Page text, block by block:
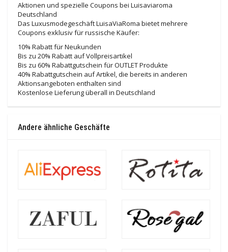
Aktionen und spezielle Coupons bei Luisaviaroma
Deutschland
Das Luxusmodegeschäft LuisaViaRoma bietet mehrere
Coupons exklusiv für russische Käufer:
10% Rabatt für Neukunden
Bis zu 20% Rabatt auf Vollpreisartikel
Bis zu 60% Rabattgutschein für OUTLET Produkte
40% Rabattgutschein auf Artikel, die bereits in anderen
Aktionsangeboten enthalten sind
Kostenlose Lieferung überall in Deutschland
Andere ähnliche Geschäfte